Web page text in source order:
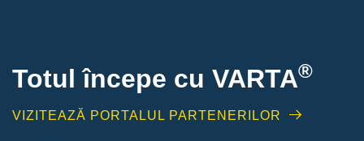
Totul începe cu VARTA®
VIZITEAZĂ PORTALUL PARTENERILOR